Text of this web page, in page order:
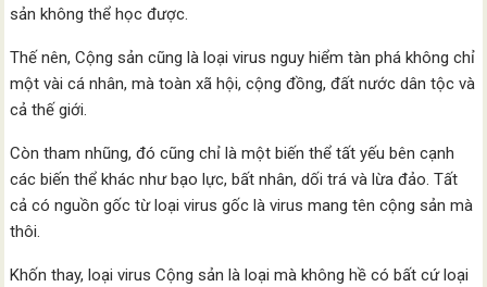
sản không thể học được.
Thế nên, Cộng sản cũng là loại virus nguy hiểm tàn phá không chỉ
một vài cá nhân, mà toàn xã hội, cộng đồng, đất nước dân tộc và
cả thế giới.
Còn tham nhũng, đó cũng chỉ là một biến thể tất yếu bên cạnh
các biến thể khác như bạo lực, bất nhân, dối trá và lừa đảo. Tất
cả có nguồn gốc từ loại virus gốc là virus mang tên cộng sản mà
thôi.
Khốn thay, loại virus Cộng sản là loại mà không hề có bất cứ loại